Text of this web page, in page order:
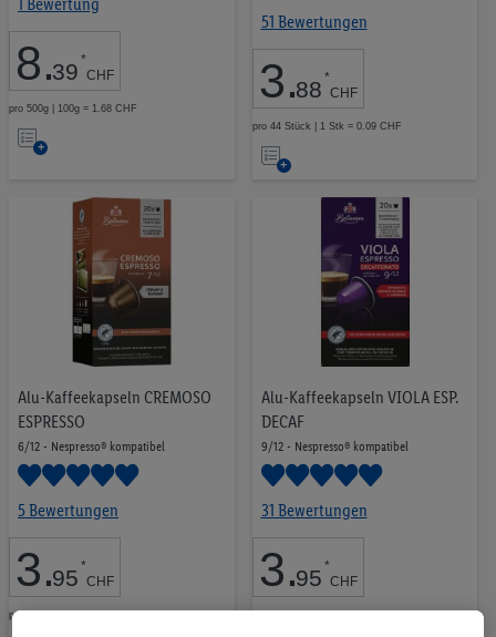
8.39 *
CHF
pro 500g | 100g = 1.68 CHF
Auf
Merkliste
51 Bewertungen
3.88 *
CHF
pro 44 Stück | 1 Stk = 0.09 CHF
Auf
Merkliste
Alu-Kaffeekapseln CREMOSO
ESPRESSO
6/12 - Nespresso® kompatibel
5 Bewertungen
3.95 *
CHF
pro 114g | 1Kg = 0.36 CHF
Alu-Kaffeekapseln VIOLA ESP.
DECAF
9/12 - Nespresso® kompatibel
31 Bewertungen
3.95 *
CHF